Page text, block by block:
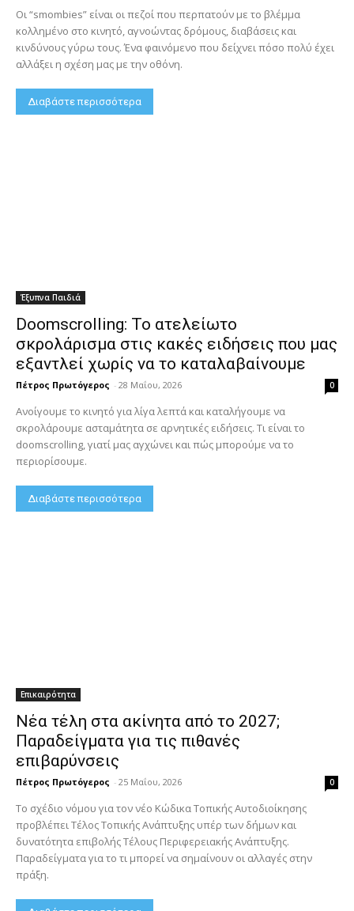
Οι “smombies” είναι οι πεζοί που περπατούν με το βλέμμα
κολλημένο στο κινητό, αγνοώντας δρόμους, διαβάσεις και
κινδύνους γύρω τους. Ένα φαινόμενο που δείχνει πόσο πολύ έχει
αλλάξει η σχέση μας με την οθόνη.
Διαβάστε περισσότερα
Έξυπνα Παιδιά
Doomscrolling: Το ατελείωτο
σκρολάρισμα στις κακές ειδήσεις που μας
εξαντλεί χωρίς να το καταλαβαίνουμε
Πέτρος Πρωτόγερος - 28 Μαΐου, 2026 0
Ανοίγουμε το κινητό για λίγα λεπτά και καταλήγουμε να
σκρολάρουμε ασταμάτητα σε αρνητικές ειδήσεις. Τι είναι το
doomscrolling, γιατί μας αγχώνει και πώς μπορούμε να το
περιορίσουμε.
Διαβάστε περισσότερα
Επικαιρότητα
Νέα τέλη στα ακίνητα από το 2027;
Παραδείγματα για τις πιθανές
επιβαρύνσεις
Πέτρος Πρωτόγερος - 25 Μαΐου, 2026 0
Το σχέδιο νόμου για τον νέο Κώδικα Τοπικής Αυτοδιοίκησης
προβλέπει Τέλος Τοπικής Ανάπτυξης υπέρ των δήμων και
δυνατότητα επιβολής Τέλους Περιφερειακής Ανάπτυξης.
Παραδείγματα για το τι μπορεί να σημαίνουν οι αλλαγές στην
πράξη.